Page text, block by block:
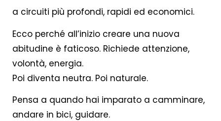
a circuiti più profondi, rapidi ed economici.
Ecco perché all’inizio creare una nuova
abitudine è faticoso. Richiede attenzione,
volontà, energia.
Poi diventa neutra. Poi naturale.
Pensa a quando hai imparato a camminare,
andare in bici, guidare.